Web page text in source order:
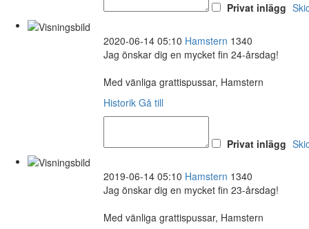
Privat inlägg
2020-06-14 05:10 Hamstern 1340
Jag önskar dig en mycket fin 24-årsdag!
Med vänliga grattispussar, Hamstern
Historik Gå till
Privat inlägg
2019-06-14 05:10 Hamstern 1340
Jag önskar dig en mycket fin 23-årsdag!
Med vänliga grattispussar, Hamstern